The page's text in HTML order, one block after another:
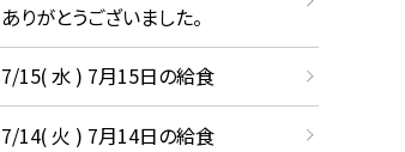
ありがとうございました。
7/15( 水 ) 7月15日の給食
7/14( 火 ) 7月14日の給食